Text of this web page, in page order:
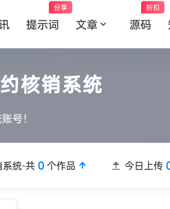
提示词
分享
文章 源码
折扣
核销系统
号！
系统-共 0 个作品 今日上传